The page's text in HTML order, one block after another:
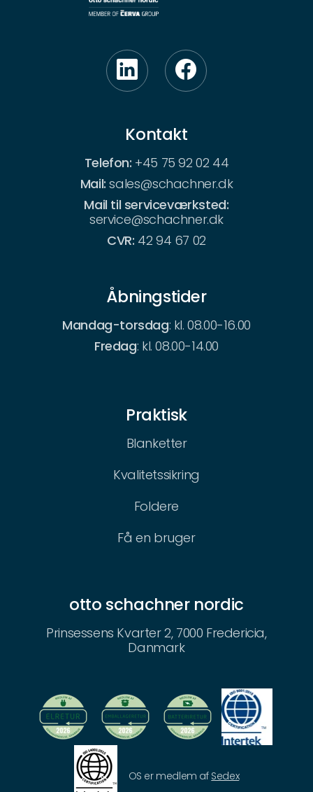
Kontakt
Telefon: +45 75 92 02 44
Mail:sales@schachner.dk
Mail til serviceværksted:
service@schachner.dk
CVR: 42 94 67 02
Åbningstider
Mandag-torsdag: kl. 08.00-16.00
Fredag: kl. 08.00-14.00
Praktisk
Blanketter
Kvalitetssikring
Foldere
Få en bruger
otto schachner nordic
Prinsessens Kvarter 2, 7000 Fredericia,
Danmark
OS er medlem af Sedex